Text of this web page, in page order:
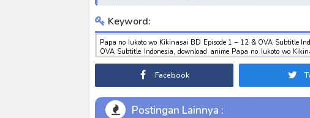
Keyword:
Papa no Iukoto wo Kikinasai BD Episode 1 – 12 & OVA Subtitle
OVA Subtitle Indonesia, download anime Papa no Iukoto wo
sub indo , download marvel sub indo Papa no Iukoto wo Kikinasai
Facebook
Postingan Lainnya :